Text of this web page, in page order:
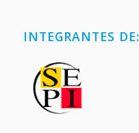
INTEGRANTES DE: